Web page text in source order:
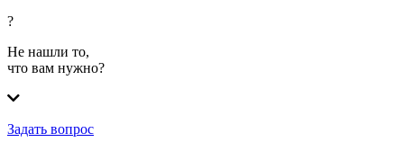
?
Не нашли то,
что вам нужно?
Задать вопрос